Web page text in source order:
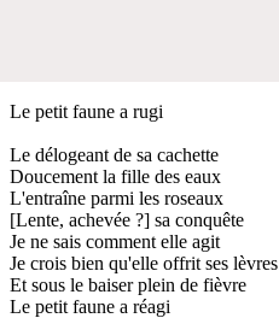
Le petit faune a rugi
Le délogeant de sa cachette
Doucement la fille des eaux
L'entraîne parmi les roseaux
[Lente, achevée ?] sa conquête
Je ne sais comment elle agit
Je crois bien qu'elle offrit ses lèvres
Et sous le baiser plein de fièvre
Le petit faune a réagi